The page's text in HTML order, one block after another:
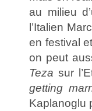
au milieu
l’Italien
en festival
on peut
Teza sur
getting
Kaplanoglu